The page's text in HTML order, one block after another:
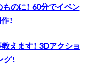
のに！ 60分でイベン
！
えます！ 3Dアクショ
！